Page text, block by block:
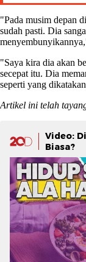
"Pada musim depan
sudah pasti. Dia
"Saya kira dia akan
secepat itu. Dia
seperti yang
Artikel ini telah
Video:
Biasa?